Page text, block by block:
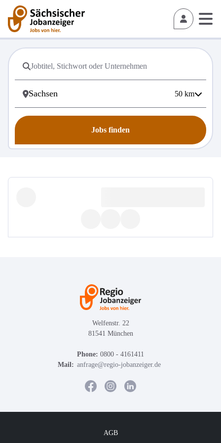
50 km
Jobs finden
Welfenstr. 22
81541 München
Phone: 0800 - 4161411
Mail: anfrage@regio-jobanzeiger.de
AGB